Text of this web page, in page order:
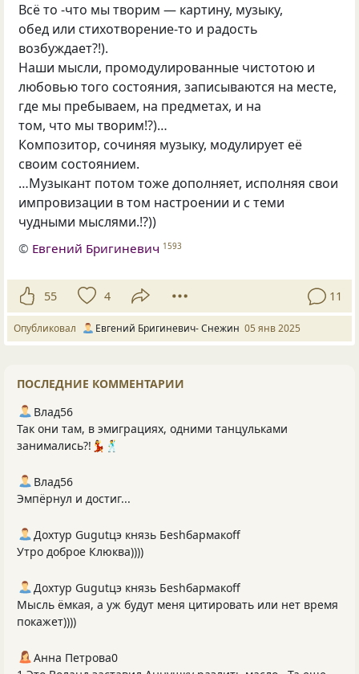
Всё то -что мы творим — картину, музыку,
обед или стихотворение-то и радость
возбуждает?!).
Наши мысли, промодулированные чистотою и
любовью того состояния, записываются на месте,
где мы пребываем, на предметах, и на
том, что мы творим!?)…
Композитор, сочиняя музыку, модулирует её
своим состоянием.
…Музыкант потом тоже дополняет, исполняя свои
импровизации в том настроении и с теми
чудными мыслями.!?))
© Евгений Бригиневич 1593
55 4 11
Опубликовал Евгений Бригиневич- Снежин 05 янв 2025
ПОСЛЕДНИЕ КОММЕНТАРИИ
Влад56
Так они там, в эмиграциях, одними танцульками
занимались?!💃🕺
Влад56
Эмпёрнул и достиг...
Дохтур Gugutцэ князь Беshбармакоff
Утро доброе Клюква))))
Дохтур Gugutцэ князь Беshбармакоff
Мысль ёмкая, а уж будут меня цитировать или нет время
покажет))))
Анна Петрова0